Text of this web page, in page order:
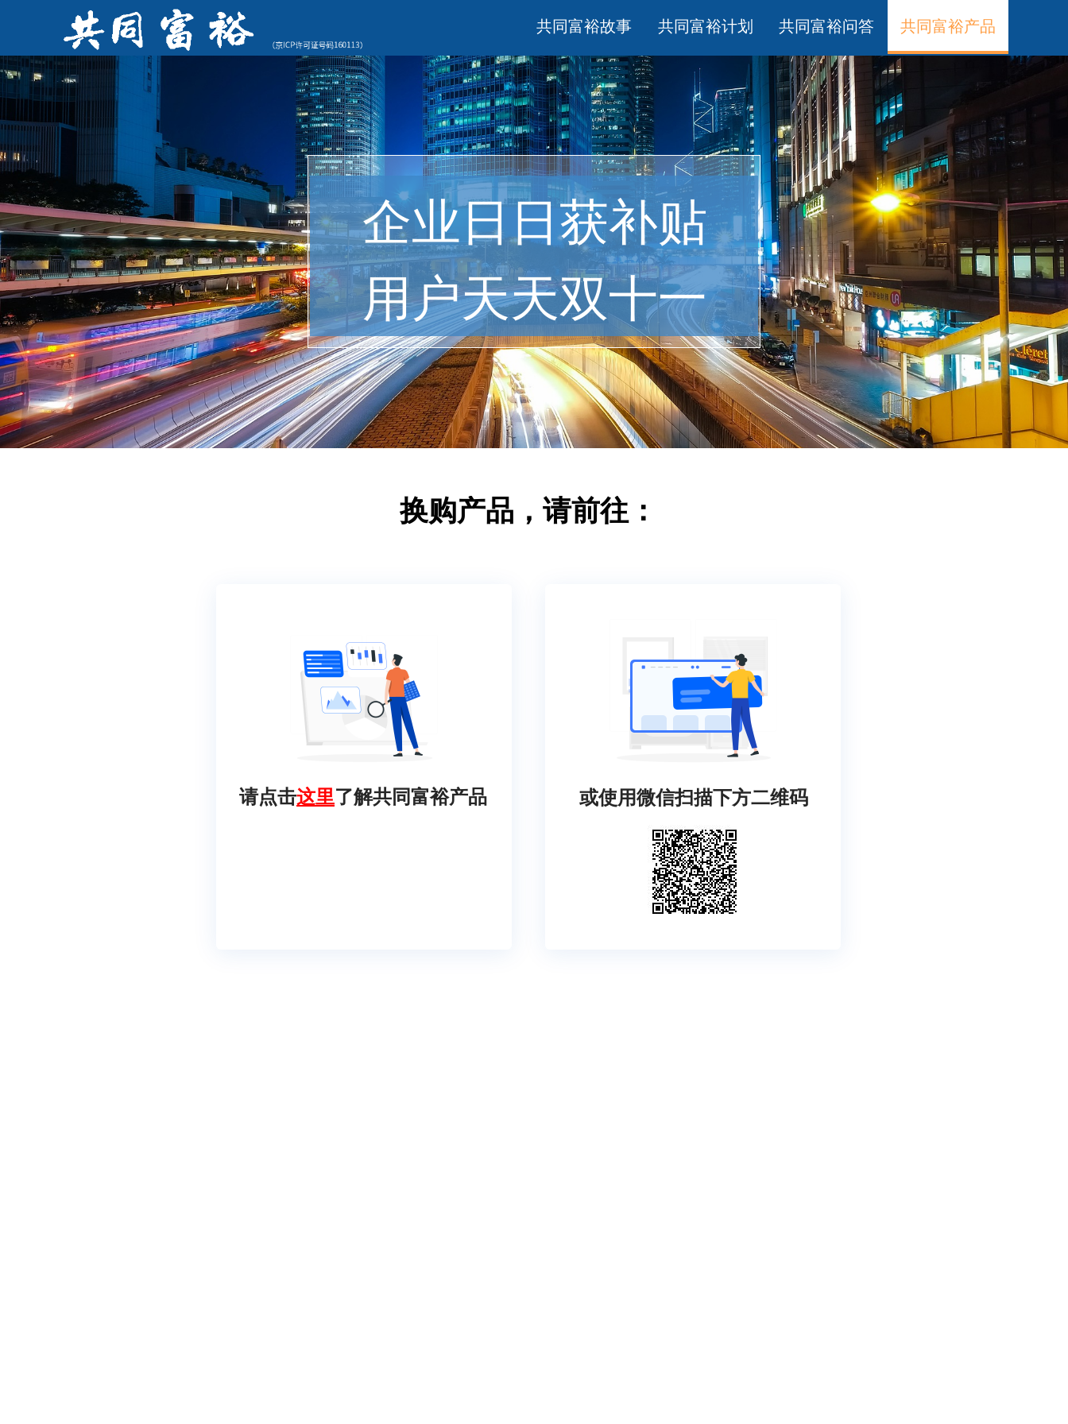
共同富裕故事 共同富裕计划 共同富裕问答 共同富裕产品
企业日日获补贴
用户天天双十一
请点击这里了解共同富裕产品 或使用微信扫描下方二维码
换购产品，请前往：